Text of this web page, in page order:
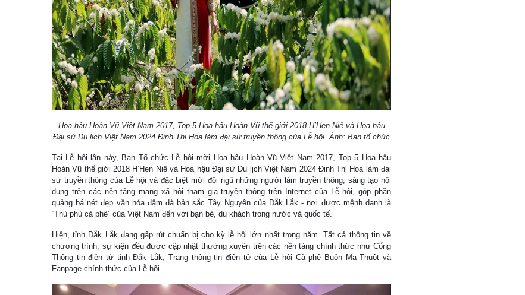
Hoa hậu Hoàn Vũ Việt Nam 2017, Top 5 Hoa hậu Hoàn Vũ thế giới 2018 H’Hen Niê và Hoa hậu
Đại sứ Du lịch Việt Nam 2024 Đinh Thị Hoa làm đại sứ truyền thông của Lễ hội. Ảnh: Ban tổ chức
Tại Lễ hội lần này, Ban Tổ chức Lễ hội mời Hoa hậu Hoàn Vũ Việt Nam 2017, Top 5 Hoa hậu
Hoàn Vũ thế giới 2018 H’Hen Niê và Hoa hậu Đại sứ Du lịch Việt Nam 2024 Đinh Thị Hoa làm đại
sứ truyền thông của Lễ hội và đặc biệt mời đội ngũ những người làm truyền thông, sáng tạo nội
dung trên các nền tảng mạng xã hội tham gia truyền thông trên Internet của Lễ hội, góp phần
quảng bá nét đẹp văn hóa đậm đà bản sắc Tây Nguyên của Đắk Lắk - nơi được mệnh danh là
“Thủ phủ cà phê” của Việt Nam đến với bạn bè, du khách trong nước và quốc tế.
Hiện, tỉnh Đắk Lắk đang gấp rút chuẩn bị cho kỳ lễ hội lớn nhất trong năm. Tất cả thông tin về
chương trình, sự kiện đều được cập nhật thường xuyên trên các nền tảng chính thức như Cổng
Thông tin điện tử tỉnh Đắk Lắk, Trang thông tin điện tử của Lễ hội Cà phê Buôn Ma Thuột và
Fanpage chính thức của Lễ hội.